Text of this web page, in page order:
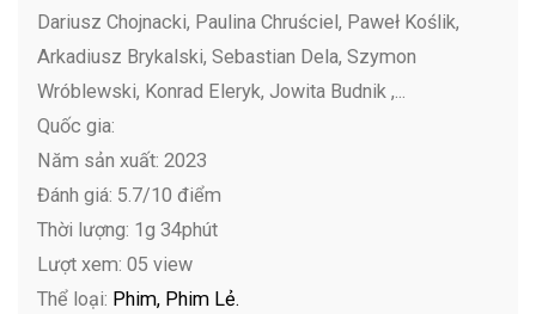
Dariusz Chojnacki, Paulina Chruściel, Paweł Koślik,
Arkadiusz Brykalski, Sebastian Dela, Szymon
Wróblewski, Konrad Eleryk, Jowita Budnik ,...
Quốc gia:
Năm sản xuất: 2023
Đánh giá: 5.7/10 điểm
Thời lượng: 1g 34phút
Lượt xem: 05 view
Thể loại: Phim Phim Lẻ